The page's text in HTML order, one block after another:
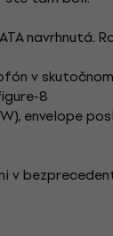
navrhnutá.
v
8
envelope
v